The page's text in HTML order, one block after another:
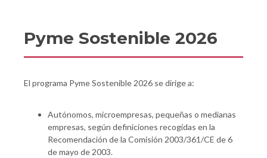
Pyme Sostenible 2026
El programa Pyme Sostenible 2026 se dirige a:
Autónomos, microempresas, pequeñas o medianas
empresas, según definiciones recogidas en la
Recomendación de la Comisión 2003/361/CE de 6
de mayo de 2003.